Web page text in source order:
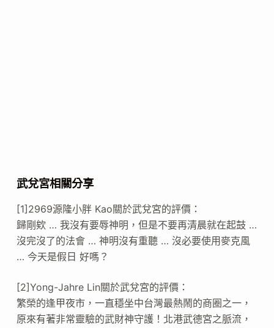
武兌宮相關分享
[1]2969源隆小胖 Kao關於武兌宮的評價：
歸剛欸 … 我沒有要辱神明，但是不要再清晨就在起鼓 …
沒完沒了的法會 … 神明沒有重聽 … 沒必要使用麥克風
… 今天是假日 好嗎？
[2]Yong-Jahre Lin關於武兌宮的評價：
繁榮的逢甲夜市，一直穩坐中台灣最熱鬧的商圈之一，
原來有著非常靈驗的武財神守護！北港武德宮之脈流，